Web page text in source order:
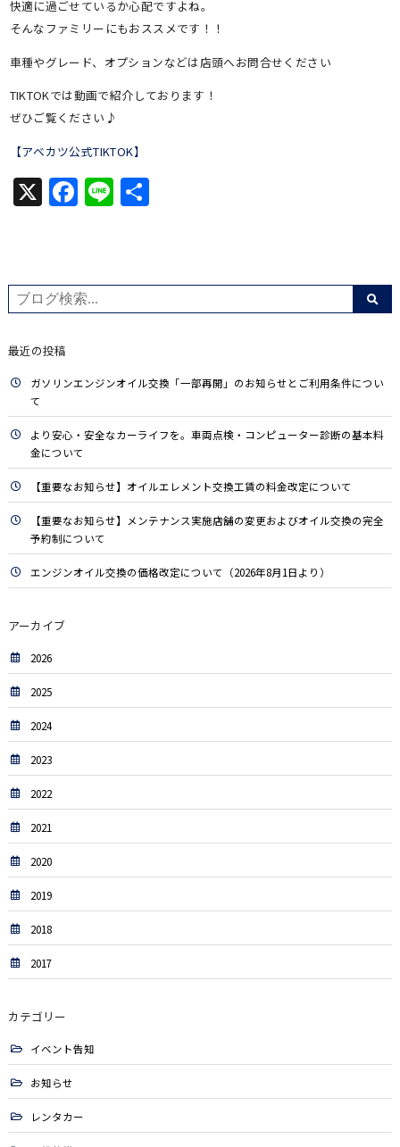
快適に過ごせているか心配ですよね。
そんなファミリーにもおススメです！！
車種やグレード、オプションなどは店頭へお問合せください
TIKTOKでは動画で紹介しております！
ぜひご覧ください♪
【アベカツ公式TIKTOK】
X Facebook
Line共
最近の投稿
ガソリンエンジンオイル交換「一部再開」のお知らせとご利用条件につい
て
より安心・安全なカーライフを。車両点検・コンピューター診断の基本料
金について
【重要なお知らせ】オイルエレメント交換工賃の料金改定について
【重要なお知らせ】メンテナンス実施店舗の変更およびオイル交換の完全
予約制について
エンジンオイル交換の価格改定について（2026年8月1日より）
アーカイブ
2026
2025
2024
2023
2022
2021
2020
2019
2018
2017
カテゴリー
イベント告知
お知らせ
レンタカー